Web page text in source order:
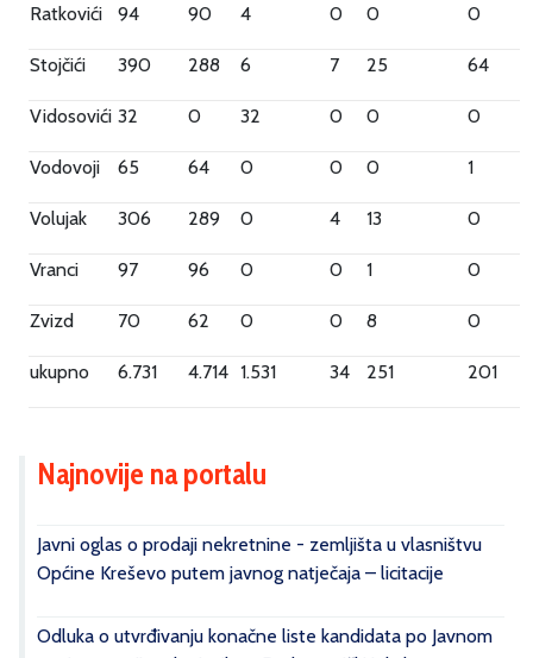
Ratkovići 94 90 4 0 0 0
Stojčići 390 288 6 7 25 64
Vidosovići 32 0 32 0 0 0
Vodovoji 65 64 0 0 0 1
Volujak 306 289 0 4 13 0
Vranci 97 96 0 0 1 0
Zvizd 70 62 0 0 8 0
ukupno 6.731 4.714 1.531 34 251 201
Najnovije na portalu
Javni oglas o prodaji nekretnine - zemljišta u vlasništvu
Općine Kreševo putem javnog natječaja – licitacije
Odluka o utvrđivanju konačne liste kandidata po Javnom